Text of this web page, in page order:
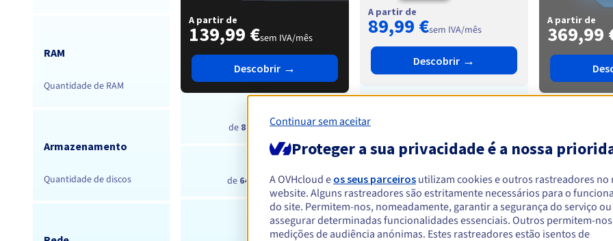
RAM
Quantidade de RAM
Armazenamento
Quantidade de discos
A partir de
139,99 €sem IVA/mês
Descobrir →
de 8 16 núcleos
de 64 Go a256 Go
2 discos
A partir de
89,99 €sem IVA/mês
Descobrir →
de32 Goa1 To
de 2a8 discos
A partir de
369,99
de
Continuar sem aceitar
Proteger a sua privacidade é a nossa
A OVHcloud e os seus parceiros utilizam cookies e outros rastreadores no
website. Alguns rastreadores são estritamente necessários para o
do site. Permitem-nos, nomeadamente, garantir a segurança do serviço ou
assegurar determinadas funcionalidades essenciais. Outros permitem-
medições de audiência anónimas. Estes rastreadores estão isentos de